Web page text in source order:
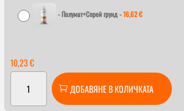
-Полумат+Спрей грунд-16,62€
10,23€
Спрей
ДОБАВЯНЕ В КОЛИЧКАТА